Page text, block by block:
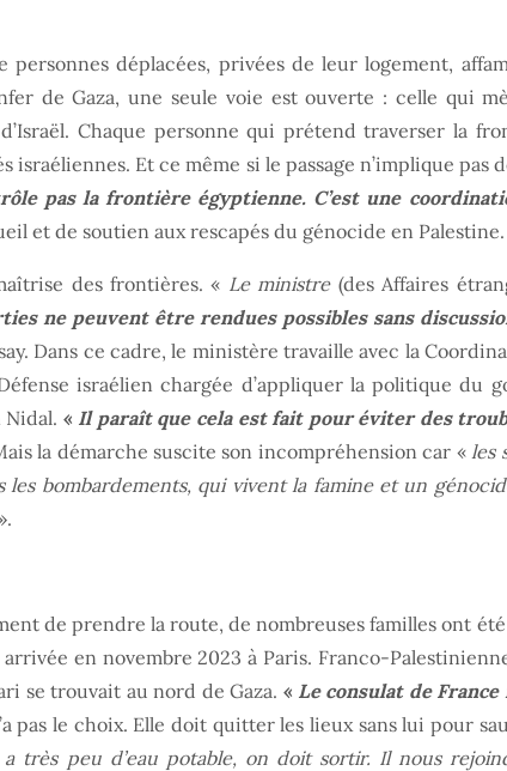
déplacées, privées de leur logement,
de Gaza, une seule voie est ouverte : celle qui
Chaque personne qui prétend traverser la
Et ce même si le passage n’implique pas
pas la frontière égyptienne. C’est une
et de soutien aux rescapés du génocide en Palestine.
des frontières. « Le ministre(des Affaires
ne peuvent être rendues possibles sans
Dans ce cadre, le ministère travaille avec la
israélien chargée d’appliquer la politique du
« Il paraît que cela est fait pour éviter des
la démarche suscite son incompréhension car «les
les bombardements, qui vivent la famine et un
de prendre la route, de nombreuses familles ont
en novembre 2023 à Paris. Franco-
se trouvait au nord de Gaza. « Le consulat de
pas le choix. Elle doit quitter les lieux sans lui pour
très peu d’eau potable, on doit sortir. Il nous